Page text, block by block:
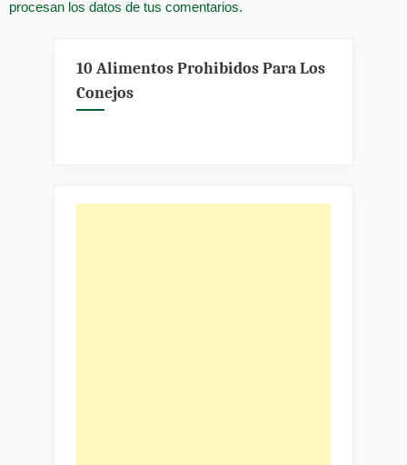
procesan los datos de tus comentarios.
10 Alimentos Prohibidos Para Los
Conejos